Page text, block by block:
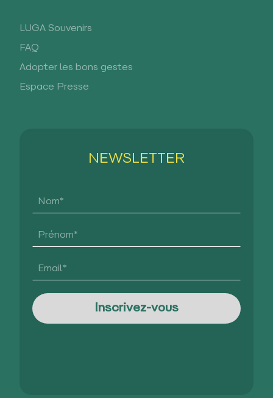
LUGA Souvenirs
FAQ
Adopter les bons gestes
Espace Presse
NEWSLETTER